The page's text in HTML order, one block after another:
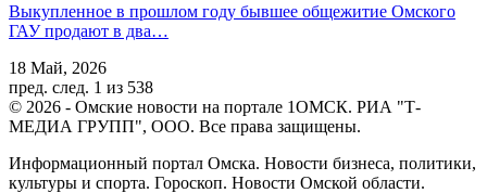
Выкупленное в прошлом году бывшее общежитие Омского
ГАУ продают в два…
18 Май, 2026
пред. след. 1 из 538
© 2026 - Омские новости на портале 1ОМСК. РИА "Т-
МЕДИА ГРУПП", ООО. Все права защищены.
Информационный портал Омска. Новости бизнеса, политики,
культуры и спорта. Гороскоп. Новости Омской области.